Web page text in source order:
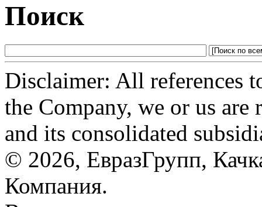
Поиск
Disclaimer: All references
the Company, we or us
and its consolidated
© 2026, ЕвразГрупп,
Компания.